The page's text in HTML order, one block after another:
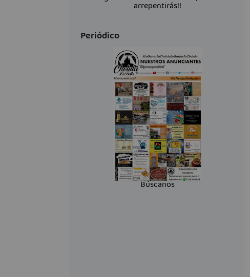
arrepentirás!!
Periódico
Búscanos